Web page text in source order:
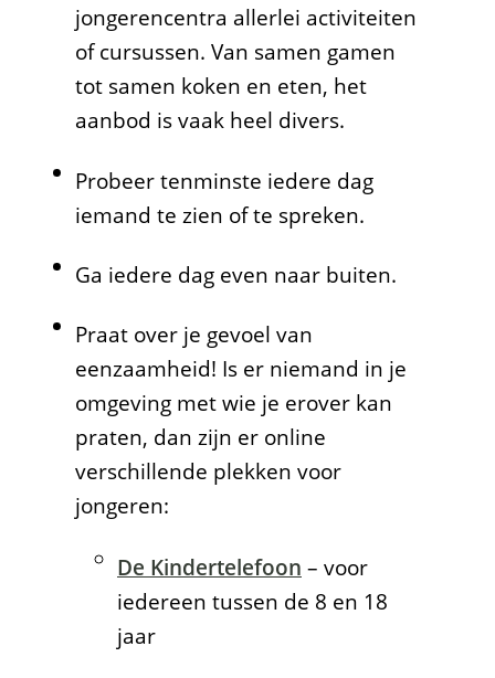
jongerencentra allerlei activiteiten
of cursussen. Van samen gamen
tot samen koken en eten, het
aanbod is vaak heel divers.
Probeer tenminste iedere dag
iemand te zien of te spreken.
Ga iedere dag even naar buiten.
Praat over je gevoel van
eenzaamheid! Is er niemand in je
omgeving met wie je erover kan
praten, dan zijn er online
verschillende plekken voor
jongeren:
De Kindertelefoon – voor
iedereen tussen de 8 en 18
jaar